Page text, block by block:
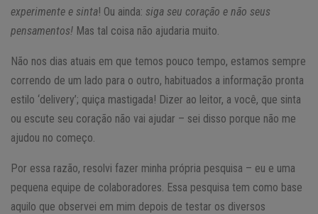
experimente e sinta! Ou ainda: siga seu coração e não seus
pensamentos! Mas tal coisa não ajudaria muito.
Não nos dias atuais em que temos pouco tempo, estamos sempre
correndo de um lado para o outro, habituados a informação pronta
estilo ‘delivery’; quiça mastigada! Dizer ao leitor, a você, que sinta
ou escute seu coração não vai ajudar – sei disso porque não me
ajudou no começo.
Por essa razão, resolvi fazer minha própria pesquisa – eu e uma
pequena equipe de colaboradores. Essa pesquisa tem como base
aquilo que observei em mim depois de testar os diversos